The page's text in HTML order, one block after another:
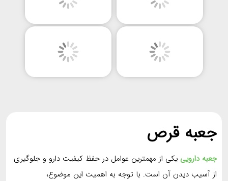
جعبه قرص
جعبه دارویییکی از مهمترین عوامل در حفظ کیفیت دارو و جلوگیری
از آسیب دیدن آن است. با توجه به اهمیت این موضوع،